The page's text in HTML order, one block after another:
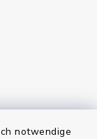
notwendige